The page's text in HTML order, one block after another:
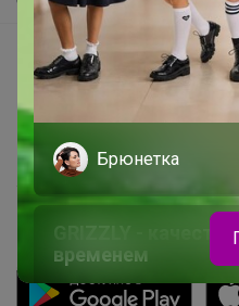
Начать зарабатывать с 24-
Picabox.ru - Лучшее
Розыгрыш - Генератор
Пульс нашего
Укорачиватель ссылок
Брюнетка
GRIZZLY -
временем